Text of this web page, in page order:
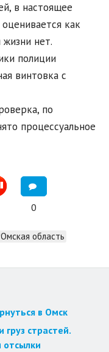
в настоящее
как
нет.
полиции
винтовка с
по
процессуальное
0
область
в Омск
груз страстей.